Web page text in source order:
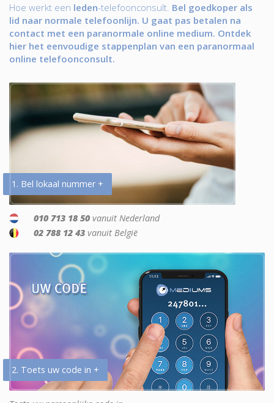
Hoe werkt een leden-telefoonconsult. Bel goedkoper als
lid naar normale telefoonlijn. U gaat pas betalen na
contact met een paranormale online medium. Ontdek
hier het eenvoudige stappenplan van een paranormaal
online telefoonconsult.
1. Bel lokaal nummer +
010 713 18 50 vanuit Nederland
02 788 12 43 vanuit België
2. Toets uw code in +